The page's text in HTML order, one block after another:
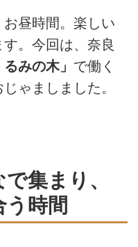
昼時間。楽しい
。今回は、奈良
みの木」 で働く
じゃましました。
集まり、
時間